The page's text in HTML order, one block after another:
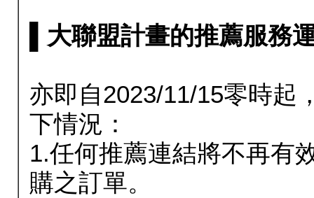
▌大聯盟計畫的推薦服務
亦即自2023/11/15零時起
下情況：
1.任何推薦連結將不再有
購之訂單。